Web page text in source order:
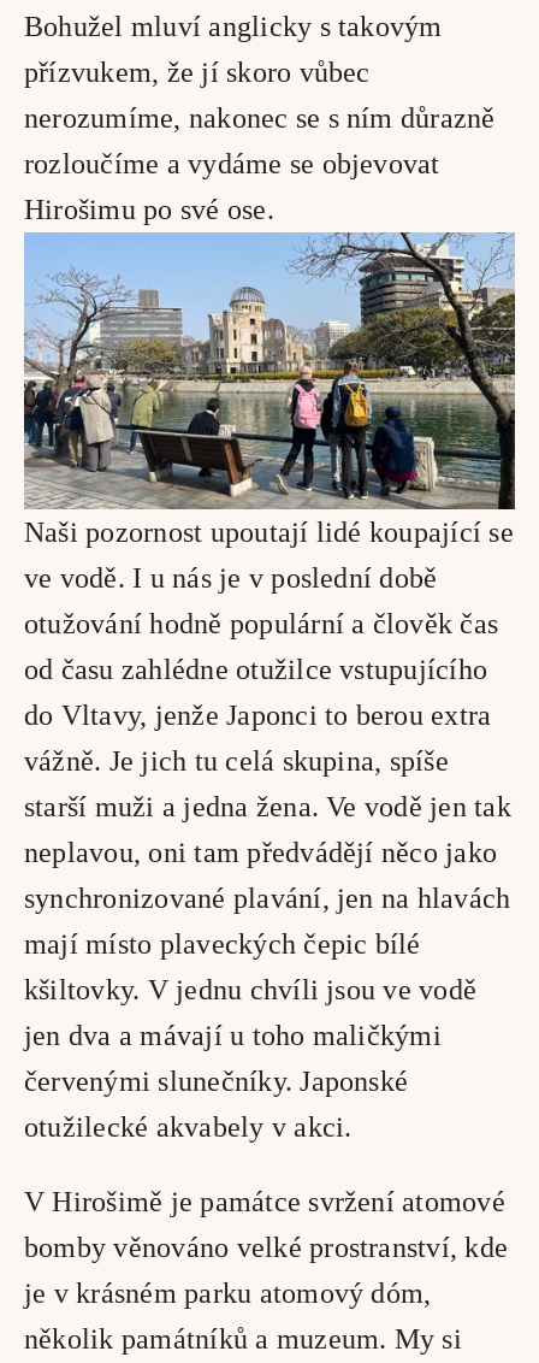
Bohužel mluví anglicky s takovým
přízvukem, že jí skoro vůbec
nerozumíme, nakonec se s ním důrazně
rozloučíme a vydáme se objevovat
Hirošimu po své ose.
Naši pozornost upoutají lidé koupající se
ve vodě. I u nás je v poslední době
otužování hodně populární a člověk čas
od času zahlédne otužilce vstupujícího
do Vltavy, jenže Japonci to berou extra
vážně. Je jich tu celá skupina, spíše
starší muži a jedna žena. Ve vodě jen tak
neplavou, oni tam předvádějí něco jako
synchronizované plavání, jen na hlavách
mají místo plaveckých čepic bílé
kšiltovky. V jednu chvíli jsou ve vodě
jen dva a mávají u toho maličkými
červenými slunečníky. Japonské
otužilecké akvabely v akci.
V Hirošimě je památce svržení atomové
bomby věnováno velké prostranství, kde
je v krásném parku atomový dóm,
několik památníků a muzeum. My si